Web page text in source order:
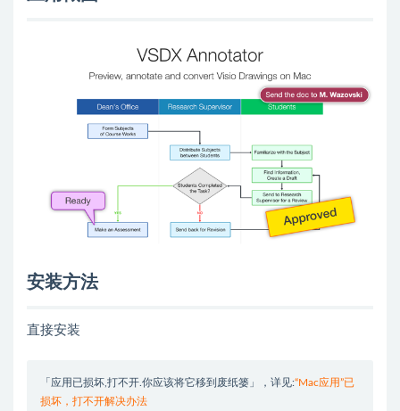
安装方法
直接安装
「应用已损坏,打不开.你应该将它移到废纸篓」，详见:“Mac应用”已
损坏，打不开解决办法